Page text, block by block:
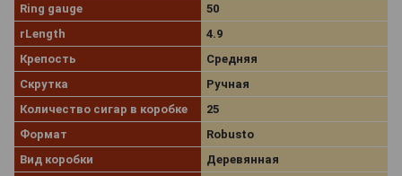
Ring gauge
50
rLength
4.9
Крепость
Средняя
Скрутка
Ручная
Количество сигар в коробке
25
Формат
Robusto
Вид коробки
Деревянная